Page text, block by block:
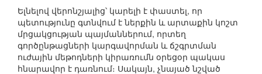
Ելնելով վերոնշյալից՝ կարելի է փաստել, որ
պետությունը գտնվում է ներքին և արտաքին կոշտ
մրցակցության պայմաններում, որտեղ
գործընթացների կարգավորման և ճշգրտման
ուժային մեթոդների կիրառումն օրեցօր պակաս
հնարավոր է դառնում։ Սակայն, չնայած նշված